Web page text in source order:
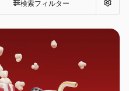
検索フィルター